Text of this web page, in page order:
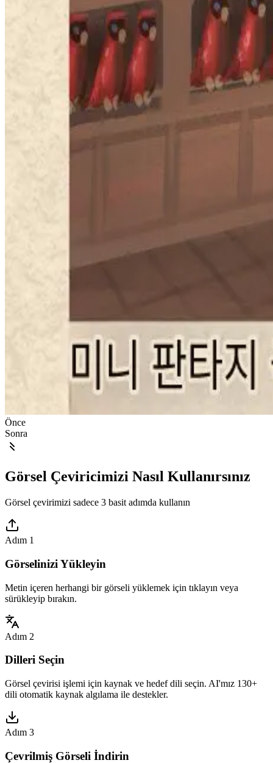
Önce
Sonra
Görsel Çeviricimizi Nasıl Kullanırsınız
Görsel çevirimizi sadece 3 basit adımda kullanın
Adım 1
Görselinizi Yükleyin
Metin içeren herhangi bir görseli yüklemek için tıklayın veya
sürükleyip bırakın.
Adım 2
Dilleri Seçin
Görsel çevirisi işlemi için kaynak ve hedef dili seçin. AI'mız 130+
dili otomatik kaynak algılama ile destekler.
Adım 3
Çevrilmiş Görseli İndirin